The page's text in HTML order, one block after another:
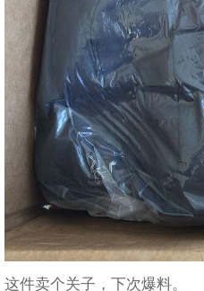
这件卖个关子，下次爆料。